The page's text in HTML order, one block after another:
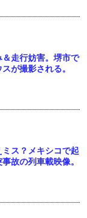
＆走行妨害。堺市で
が撮影される。
ス？メキシコで起
故の列車載映像。